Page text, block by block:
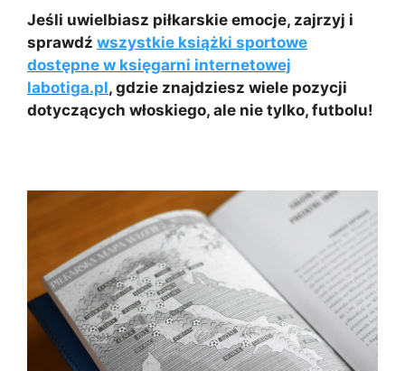
Jeśli uwielbiasz piłkarskie emocje, zajrzyj i
sprawdź wszystkie książki sportowe
dostępne w księgarni internetowej
labotiga.pl, gdzie znajdziesz wiele pozycji
dotyczących włoskiego, ale nie tylko, futbolu!